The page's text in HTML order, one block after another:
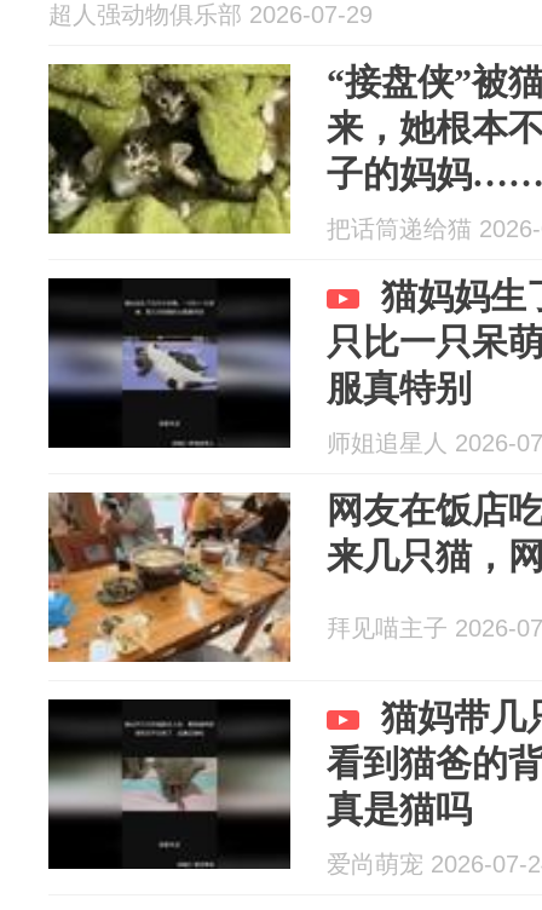
超人强动物俱乐部 2026-07-29
“接盘侠”被
来，她根本
子的妈妈
把话筒递给猫
猫妈妈生
只比一只呆
服真特别
师姐追星人 2026-
网友在饭店
来几只猫，
拜见喵主子 2026-
猫妈带几
看到猫爸的
真是猫吗
爱尚萌宠 2026-07-